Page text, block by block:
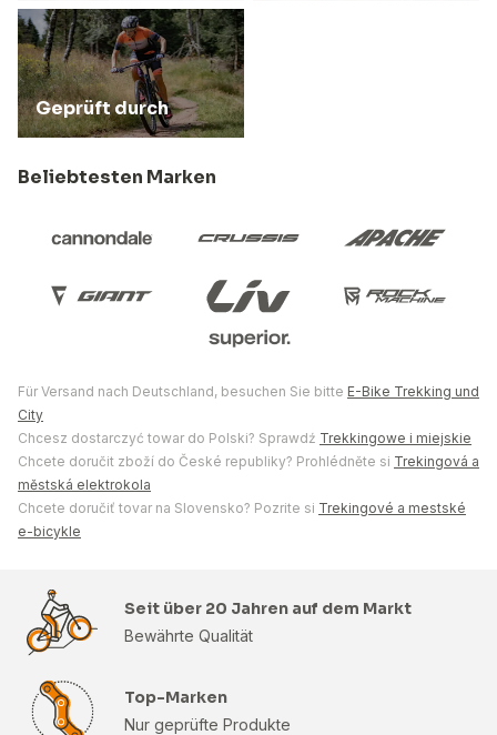
Geprüft durch
Beliebtesten Marken
Für Versand nach Deutschland, besuchen Sie bitte E-Bike Trekking und
City
Chcesz dostarczyć towar do Polski? Sprawdź Trekkingowe i miejskie
Chcete doručit zboží do České republiky? Prohlédněte si Trekingová a
městská elektrokola
Chcete doručiť tovar na Slovensko? Pozrite si Trekingové a mestské
e-bicykle
Seit über 20 Jahren auf dem Markt
Bewährte Qualität
Top-Marken
Nur geprüfte Produkte